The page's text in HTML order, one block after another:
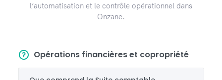
l’automatisation et le contrôle opérationnel dans
Onzane.
Opérations financières et copropriété